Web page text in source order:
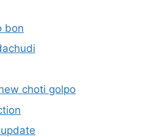
bon
choti golpo